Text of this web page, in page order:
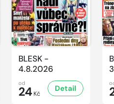
BLESK -
4.8.2026
od
24 Kč
Detail